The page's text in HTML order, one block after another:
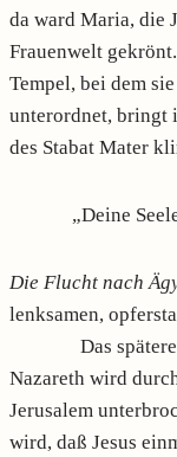
da ward Maria, die
Frauenwelt gekrönt.
Tempel, bei dem
unterordnet, bringt
des Stabat Mater
„Deine
Die Flucht nach
lenksamen,
Das spätere
Nazareth wird
Jerusalem
wird, daß Jesus